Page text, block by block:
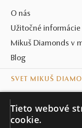
O nás
Užitočné informácie
Mikuš Diamonds v
Blog
SVET MIKUŠ
KONTAKT
Tieto webové
cookie.